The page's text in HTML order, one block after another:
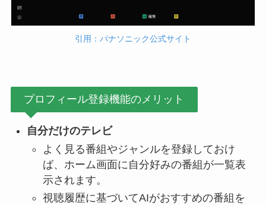
引用：パナソニック公式サイト
プロフィール登録機能のメリット
自分だけのテレビ
よく見る番組やジャンルを登録しておけ
ば、ホーム画面に自分好みの番組が一覧表
示されます。
視聴履歴に基づいてAIがおすすめの番組を